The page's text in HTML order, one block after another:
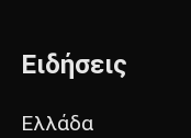
Ειδήσεις
Ελλάδα